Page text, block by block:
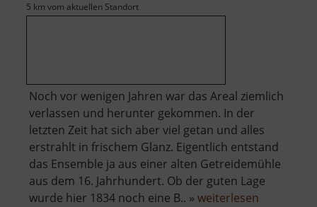
5 km vom aktuellen Standort
Noch vor wenigen Jahren war das Areal ziemlich
verlassen und herunter gekommen. In der
letzten Zeit hat sich aber viel getan und alles
erstrahlt in frischem Glanz. Eigentlich entstand
das Ensemble ja aus einer alten Getreidemühle
aus dem 16. Jahrhundert. Ob der guten Lage
wurde hier 1834 noch eine B.. » weiterlesen